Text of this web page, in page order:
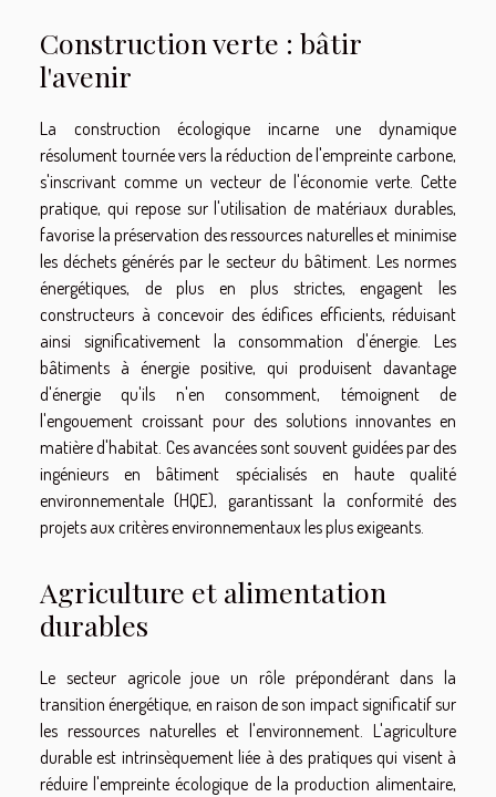
Construction verte : bâtir
l'avenir
La construction écologique incarne une dynamique
résolument tournée vers la réduction de l'empreinte carbone,
s'inscrivant comme un vecteur de l'économie verte. Cette
pratique, qui repose sur l'utilisation de matériaux durables,
favorise la préservation des ressources naturelles et minimise
les déchets générés par le secteur du bâtiment. Les normes
énergétiques, de plus en plus strictes, engagent les
constructeurs à concevoir des édifices efficients, réduisant
ainsi significativement la consommation d'énergie. Les
bâtiments à énergie positive, qui produisent davantage
d'énergie qu'ils n'en consomment, témoignent de
l'engouement croissant pour des solutions innovantes en
matière d'habitat. Ces avancées sont souvent guidées par des
ingénieurs en bâtiment spécialisés en haute qualité
environnementale (HQE), garantissant la conformité des
projets aux critères environnementaux les plus exigeants.
Agriculture et alimentation
durables
Le secteur agricole joue un rôle prépondérant dans la
transition énergétique, en raison de son impact significatif sur
les ressources naturelles et l'environnement. L'agriculture
durable est intrinsèquement liée à des pratiques qui visent à
réduire l'empreinte écologique de la production alimentaire,